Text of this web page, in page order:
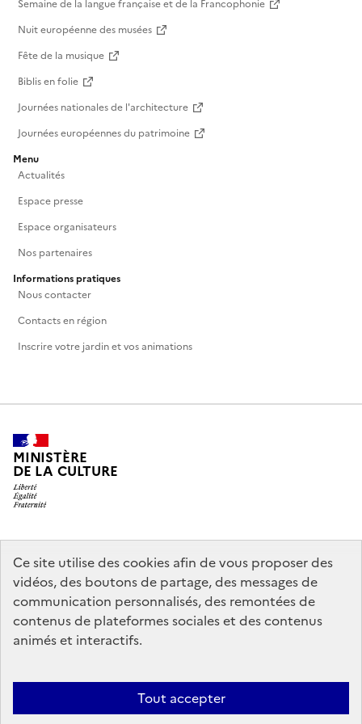
Ce site utilise des cookies afin de vous proposer des
vidéos, des boutons de partage, des messages de
communication personnalisés, des remontées de
contenus de plateformes sociales et des contenus
animés et interactifs.
Tout accepter
Semaine de la langue française et de la Francophonie
Nuit européenne des musées
Fête de la musique
Biblis en folie
Journées nationales de l'architecture
Journées européennes du patrimoine
Menu
Actualités
Espace presse
Espace organisateurs
Nos partenaires
Informations pratiques
Nous contacter
Contacts en région
Inscrire votre jardin et vos animations
MINISTÈRE
DE LA CULTURE
legifrance.gouv.fr
info.gouv.fr
service-public.gouv.fr
data.gouv.fr
Politique d’utilisation des témoins de connexion (cookies)
générale de protection des données
Nous contacter Nos